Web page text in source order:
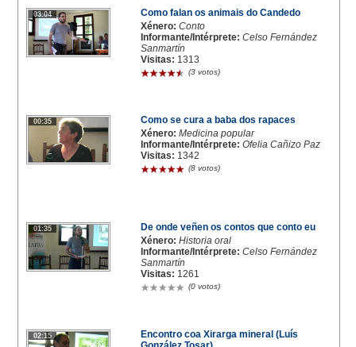
03:04
Como falan os animais do Candedo
Xénero: Conto
Informante/Intérprete: Celso Fernández
Sanmartín
Visitas: 1313
(3 votos)
00:35
Como se cura a baba dos rapaces
Xénero: Medicina popular
Informante/Intérprete: Ofelia Cañizo Paz
Visitas: 1342
(8 votos)
01:35
De onde veñen os contos que conto eu
Xénero: Historia oral
Informante/Intérprete: Celso Fernández
Sanmartín
Visitas: 1261
(0 votos)
02:15
Encontro coa Xirarga mineral (Luís